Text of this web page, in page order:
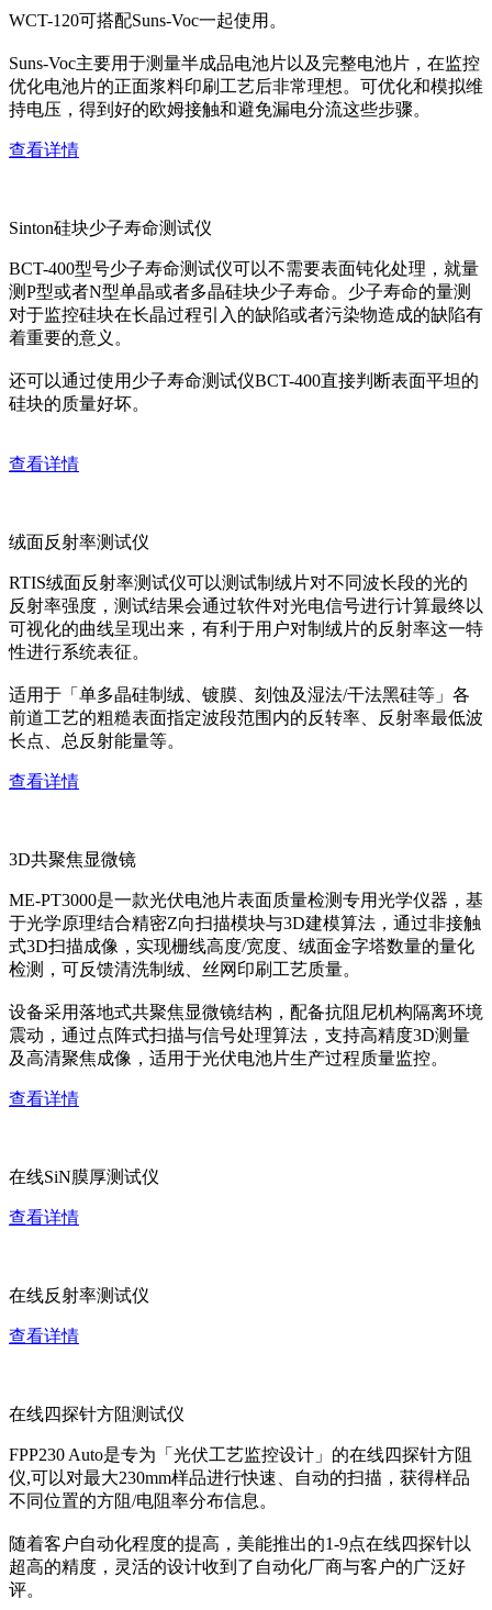
WCT-120可搭配Suns-Voc一起使用。
Suns-Voc主要用于测量半成品电池片以及完整电池片，在监控
优化电池片的正面浆料印刷工艺后非常理想。可优化和模拟维
持电压，得到好的欧姆接触和避免漏电分流这些步骤。
查看详情
Sinton硅块少子寿命测试仪
BCT-400型号少子寿命测试仪可以不需要表面钝化处理，就量
测P型或者N型单晶或者多晶硅块少子寿命。少子寿命的量测
对于监控硅块在长晶过程引入的缺陷或者污染物造成的缺陷有
着重要的意义。
还可以通过使用少子寿命测试仪BCT-400直接判断表面平坦的
硅块的质量好坏。
查看详情
绒面反射率测试仪
RTIS绒面反射率测试仪可以测试制绒片对不同波长段的光的
反射率强度，测试结果会通过软件对光电信号进行计算最终以
可视化的曲线呈现出来，有利于用户对制绒片的反射率这一特
性进行系统表征。
适用于「单多晶硅制绒、镀膜、刻蚀及湿法/干法黑硅等」各
前道工艺的粗糙表面指定波段范围内的反转率、反射率最低波
长点、总反射能量等。
查看详情
3D共聚焦显微镜
ME-PT3000是一款光伏电池片表面质量检测专用光学仪器，基
于光学原理结合精密Z向扫描模块与3D建模算法，通过非接触
式3D扫描成像，实现栅线高度/宽度、绒面金字塔数量的量化
检测，可反馈清洗制绒、丝网印刷工艺质量。
设备采用落地式共聚焦显微镜结构，配备抗阻尼机构隔离环境
震动，通过点阵式扫描与信号处理算法，支持高精度3D测量
及高清聚焦成像，适用于光伏电池片生产过程质量监控。
查看详情
在线SiN膜厚测试仪
查看详情
在线反射率测试仪
查看详情
在线四探针方阻测试仪
FPP230 Auto是专为「光伏工艺监控设计」的在线四探针方阻
仪,可以对最大230mm样品进行快速、自动的扫描，获得样品
不同位置的方阻/电阻率分布信息。
随着客户自动化程度的提高，美能推出的1-9点在线四探针以
超高的精度，灵活的设计收到了自动化厂商与客户的广泛好
评。